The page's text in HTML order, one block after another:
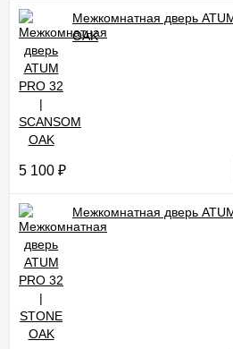
Межкомнатная дверь
OAK
5 100 ₽
Межкомнатная дверь